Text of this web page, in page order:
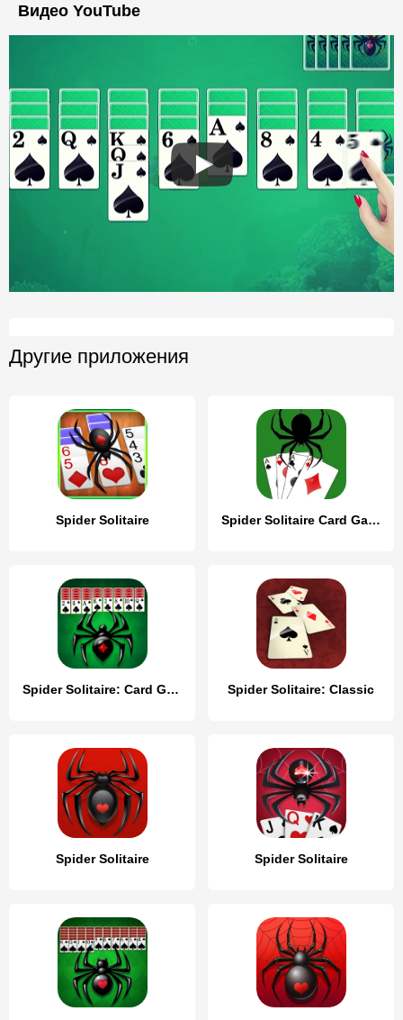
Видео YouTube
Другие приложения
Spider Solitaire Spider Solitaire Card Game Fun
Spider Solitaire: Card Game Spider Solitaire: Classic
Spider Solitaire Spider Solitaire